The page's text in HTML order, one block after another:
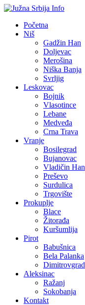
Početna
Niš
Gadžin Han
Doljevac
Merošina
Niška Banja
Svrljig
Leskovac
Bojnik
Vlasotince
Lebane
Medveđa
Crna Trava
Vranje
Bosilegrad
Bujanovac
Vladičin Han
Preševo
Surdulica
Trgovište
Prokuplje
Blace
Žitorađa
Kuršumlija
Pirot
Babušnica
Bela Palanka
Dimitrovgrad
Aleksinac
Ražanj
Sokobanja
Kontakt